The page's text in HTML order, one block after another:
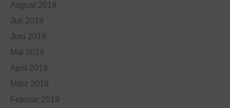
August 2019
Juli 2019
Juni 2019
Mai 2019
April 2019
März 2019
Februar 2019